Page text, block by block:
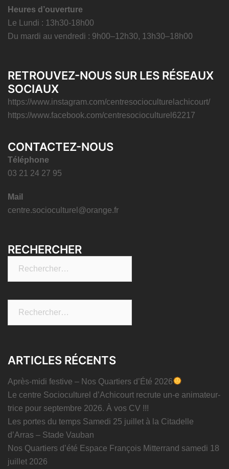
Heures d’ouverture
Le Lundi : 13h30-18h00
Du mardi au vendredi : 9h00–12h30, 13h30–18h00
RETROUVEZ-NOUS SUR LES RÉSEAUX
SOCIAUX
https://www.instagram.com/centresocioculturelachicourt/
https://www.facebook.com/centresocioculturel62217
CONTACTEZ-NOUS
Téléphone
03 21 24 27 95
Mail
centre.socioculturel@orange.fr
RECHERCHER
ARTICLES RÉCENTS
Après-midi festive – Nos Quartiers d’Été 2026
Le centre Socioculturel d’Achicourt recrute un-e animateur-
trice pour septembre 2026. À vos CV !!!
Les portes du temps Samedi 25 juillet à la Citadelle
d’Arras – Stade Vauban
Nos Quartiers d’été Espace François Mitterrand samedi 18
juillet 2026